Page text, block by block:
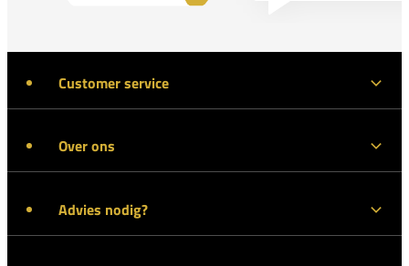
Customer service
Over ons
Advies nodig?